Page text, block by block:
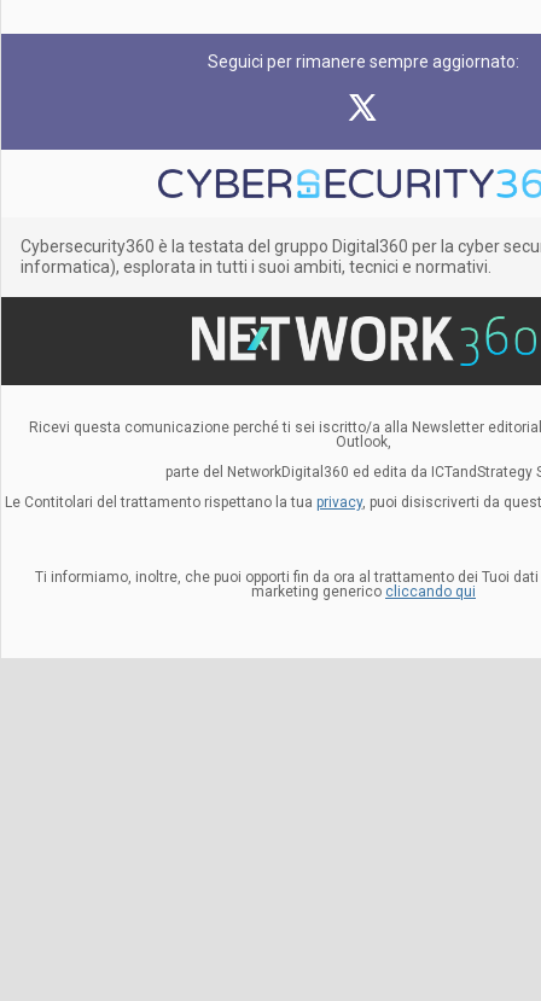
Seguici per rimanere sempre aggiornato:
Cybersecurity360 è la testata del gruppo Digital360 per la cyber
informatica), esplorata in tutti i suoi ambiti, tecnici e normativi.
Ricevi questa comunicazione perché ti sei iscritto/a alla Newsletter
Outlook,
parte del NetworkDigital360 ed edita da ICTandStrategy
Le Contitolari del trattamento rispettano la tua privacy, puoi disiscriverti da
Ti informiamo, inoltre, che puoi opporti fin da ora al trattamento dei Tuoi
marketing generico cliccando qui